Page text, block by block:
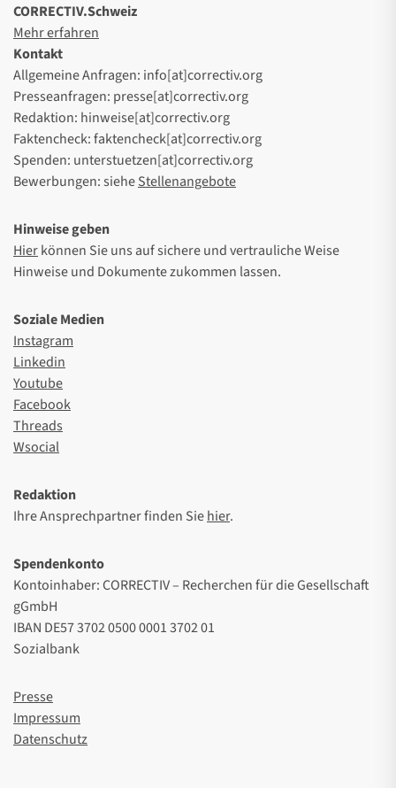
CORRECTIV.Schweiz
Mehr erfahren
Kontakt
Allgemeine Anfragen: info[at]correctiv.org
Presseanfragen: presse[at]correctiv.org
Redaktion: hinweise[at]correctiv.org
Faktencheck: faktencheck[at]correctiv.org
Spenden: unterstuetzen[at]correctiv.org
Bewerbungen: sieheStellenangebote
Hinweise geben
Hierkönnen Sie uns auf sichere und vertrauliche Weise
Hinweise und Dokumente zukommen lassen.
Soziale Medien
Instagram
Linkedin
Youtube
Facebook
Threads
Wsocial
Redaktion
Ihre Ansprechpartner finden Siehier.
Spendenkonto
Kontoinhaber: CORRECTIV – Recherchen für die Gesellschaft
gGmbH
IBAN DE57 3702 0500 0001 3702 01
Sozialbank
Presse
Impressum
Datenschutz